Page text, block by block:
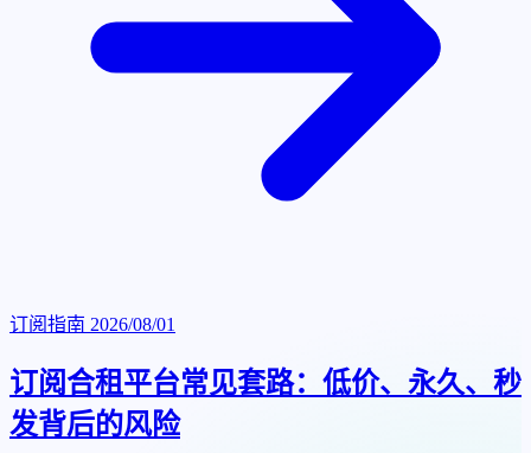
订阅指南 2026/08/01
订阅合租平台常见套路：低价、永久、秒
发背后的风险